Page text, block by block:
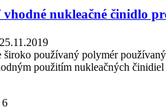
nukleačné činidlo
používaný polymér
použitím nukleačných
6